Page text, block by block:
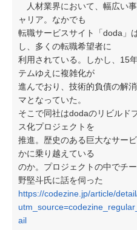
人材業界において、幅広い
ャリア。なかでも
転職サービスサイト「doda」
し、多くの転職希望者に
利用されている。しかし、15
テムゆえに複雑化が
進んでおり、技術的負債の解
マとなっていた。
そこで同社はdodaのリビルド
ス化プロジェクトを
推進。歴史のある巨大なサー
かに乗り越えている
のか。プロジェクトの中でチ
野堅斗氏に話を伺った
https://codezine.jp/article/
ail